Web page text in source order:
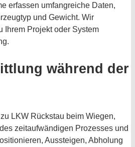
erfassen umfangreiche Daten,
und Gewicht. Wir
Ihrem Projekt oder System
während der
LKW Rückstau beim Wiegen,
zeitaufwändigen Prozesses und
Aussteigen, Abholung